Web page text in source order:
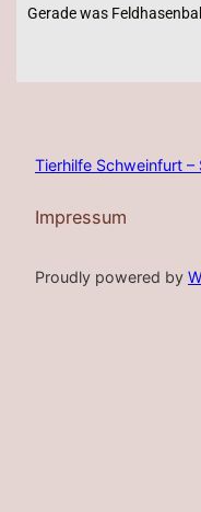
Gerade was
Tierhilfe Schweinfurt –
Impressum
Proudly powered by